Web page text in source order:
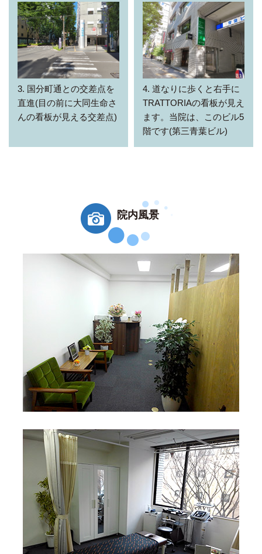
3. 国分町通との交差点を
直進(目の前に大同生命さ
んの看板が見える交差点)
4. 道なりに歩くと右手に
TRATTORIAの看板が見え
ます。当院は、このビル5
階です(第三青葉ビル)
院内風景